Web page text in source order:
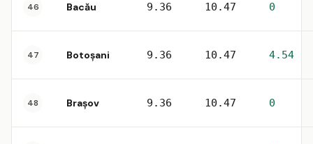
46 Bacău 9.36 10.47 0
47 Botoșani 9.36 10.47 4.54
48 Brașov 9.36 10.47 0